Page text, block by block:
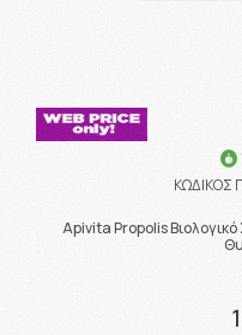
ΚΩΔΙΚΟΣ
Apivita Propolis